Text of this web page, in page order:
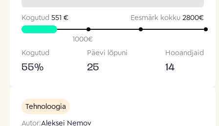
Kogutud 551 € Eesmärk kokku 2800€
1000€
Kogutud
55%
Päevi lõpuni
25
Hooandjaid
14
Tehnoloogia
Autor:Aleksei Nemov